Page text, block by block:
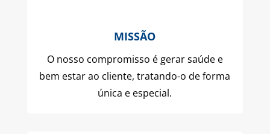
MISSÃO
O nosso compromisso é gerar saúde e
bem estar ao cliente, tratando-o de forma
única e especial.